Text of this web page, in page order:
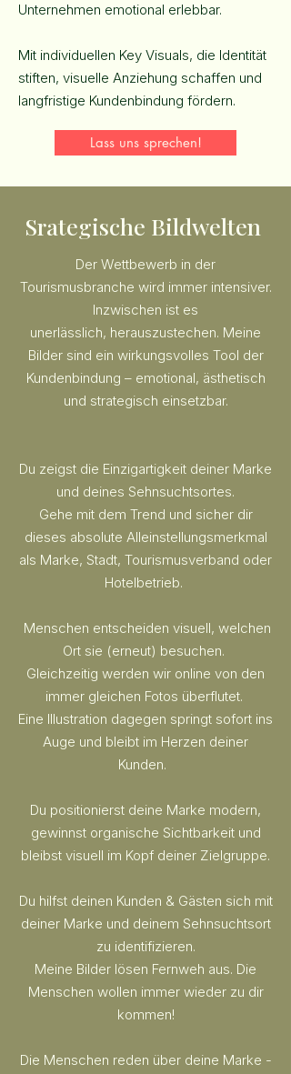
Unternehmen emotional erlebbar.
Mit individuellen Key Visuals, die Identität
stiften, visuelle Anziehung schaffen und
langfristige Kundenbindung fördern.
Lass uns sprechen!
Srategische Bildwelten
Der Wettbewerb in der
Tourismusbranche wird immer intensiver.
Inzwischen ist es
unerlässlich, herauszustechen. Meine
Bilder sind ein wirkungsvolles Tool der
Kundenbindung – emotional, ästhetisch
und strategisch einsetzbar.
Du zeigst die Einzigartigkeit deiner Marke
und deines Sehnsuchtsortes.
Gehe mit dem Trend und sicher dir
dieses absolute Alleinstellungsmerkmal
als Marke, Stadt, Tourismusverband oder
Hotelbetrieb.
Menschen entscheiden visuell, welchen
Ort sie (erneut) besuchen.
Gleichzeitig werden wir online von den
immer gleichen Fotos überflutet.
Eine Illustration dagegen springt sofort ins
Auge und bleibt im Herzen deiner
Kunden.
Du positionierst deine Marke modern,
gewinnst organische Sichtbarkeit und
bleibst visuell im Kopf deiner Zielgruppe.
Du hilfst deinen Kunden & Gästen sich mit
deiner Marke und deinem Sehnsuchtsort
zu identifizieren.
Meine Bilder lösen Fernweh aus. Die
Menschen wollen immer wieder zu dir
kommen!
Die Menschen reden über deine Marke -